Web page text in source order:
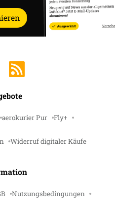
aerokurier Pur Fly+
Widerruf digitaler Käufe
Nutzungsbedingungen